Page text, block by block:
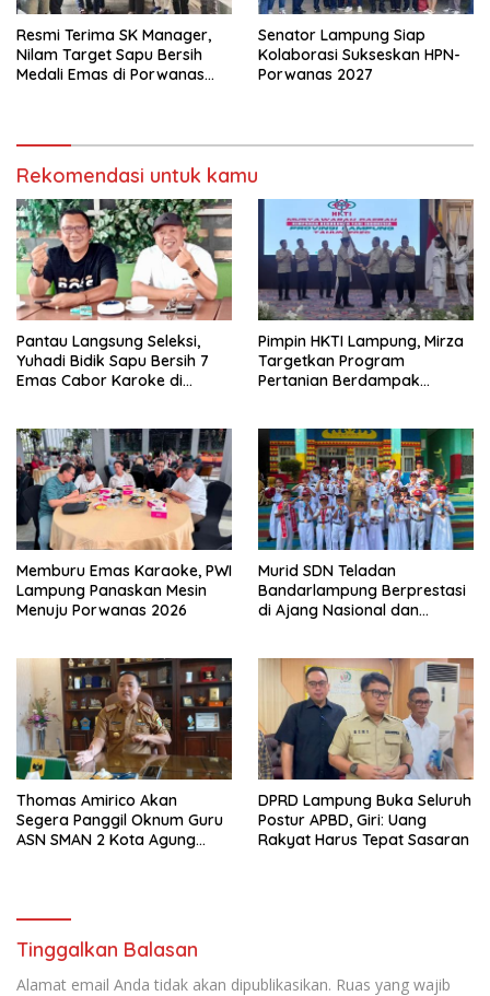
Resmi Terima SK Manager,
Nilam Target Sapu Bersih
Medali Emas di Porwanas
Senator Lampung Siap
Kolaborasi Sukseskan HPN-
Porwanas 2027
Rekomendasi untuk kamu
Pantau Langsung Seleksi,
Yuhadi Bidik Sapu Bersih 7
Emas Cabor Karoke di
Pimpin HKTI Lampung, Mirza
Targetkan Program
Pertanian Berdampak
Memburu Emas Karaoke, PWI
Lampung Panaskan Mesin
Menuju Porwanas 2026
Murid SDN Teladan
Bandarlampung Berprestasi
di Ajang Nasional dan
Thomas Amirico Akan
Segera Panggil Oknum Guru
ASN SMAN 2 Kota Agung
DPRD Lampung Buka Seluruh
Postur APBD, Giri: Uang
Rakyat Harus Tepat Sasaran
Tinggalkan Balasan
Alamat email Anda tidak akan dipublikasikan. Ruas yang wajib